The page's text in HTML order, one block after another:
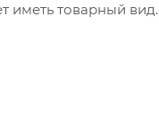
иметь товарный вид.